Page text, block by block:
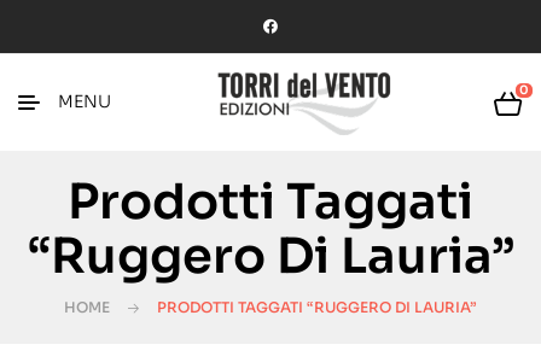
MENU
0
Prodotti Taggati
“Ruggero Di Lauria”
HOME PRODOTTI TAGGATI “RUGGERO DI LAURIA”